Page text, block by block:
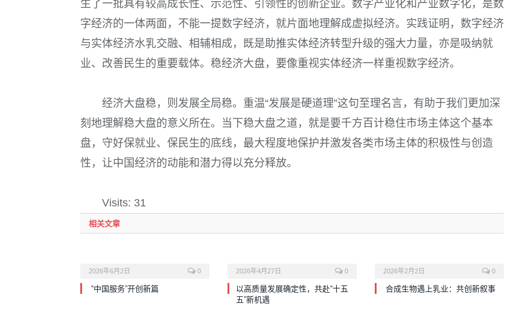
生了一批具有较高成长性、示范性、引领性的创新企业。数字产业化和产业数字化，是数
字经济的一体两面，不能一提数字经济，就片面地理解成虚拟经济。实践证明，数字经济
与实体经济水乳交融、相辅相成，既是助推实体经济转型升级的强大力量，亦是吸纳就
业、改善民生的重要载体。稳经济大盘，要像重视实体经济一样重视数字经济。
经济大盘稳，则发展全局稳。重温“发展是硬道理”这句至理名言，有助于我们更加深
刻地理解稳大盘的意义所在。当下稳大盘之道，就是要千方百计稳住市场主体这个基本
盘，守好保就业、保民生的底线，最大程度地保护并激发各类市场主体的积极性与创造
性，让中国经济的动能和潜力得以充分释放。
Visits: 31
相关文章
2026年6月2日 0
“中国服务”开创新篇
2026年4月27日 0
以高质量发展确定性，共赴“十五
五”新机遇
2026年2月2日 0
合成生物遇上乳业：共创新叙事